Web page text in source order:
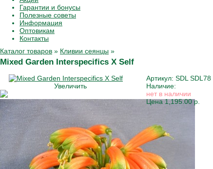
Гарантии и бонусы
Полезные советы
Информация
Оптовикам
Контакты
Каталог товаров » Кливии сеянцы »
Mixed Garden Interspecifics X Self
Увеличить
Артикул: SDL SDL78
Наличие:
нет в наличии
Цена 1,195.00 р.